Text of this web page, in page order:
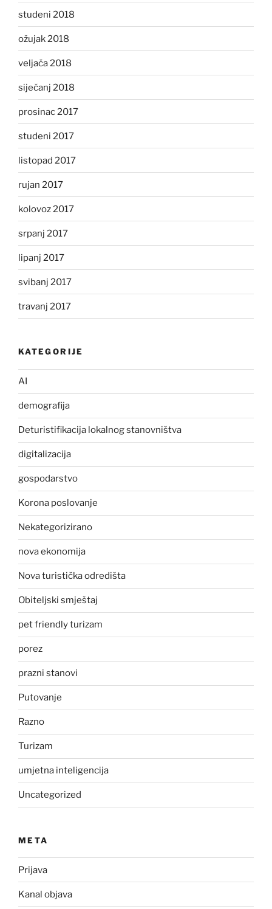
studeni 2018
ožujak 2018
veljača 2018
siječanj 2018
prosinac 2017
studeni 2017
listopad 2017
rujan 2017
kolovoz 2017
srpanj 2017
lipanj 2017
svibanj 2017
travanj 2017
KATEGORIJE
AI
demografija
Deturistifikacija lokalnog stanovništva
digitalizacija
gospodarstvo
Korona poslovanje
Nekategorizirano
nova ekonomija
Nova turistička odredišta
Obiteljski smještaj
pet friendly turizam
porez
prazni stanovi
Putovanje
Razno
Turizam
umjetna inteligencija
Uncategorized
META
Prijava
Kanal objava